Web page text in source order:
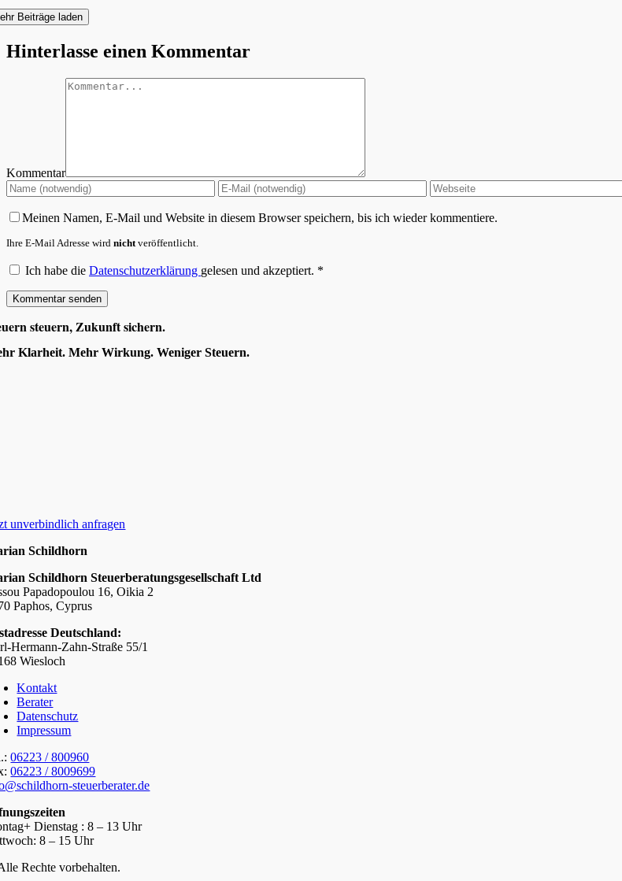
Beiträge laden
Hinterlasse einen Kommentar
Kommentar
Meinen Namen, E-Mail und Website in diesem Browser speichern, bis ich wieder kommentiere.
Ihre E-Mail Adresse wird nicht veröffentlicht.
Ich habe die Datenschutzerklärung gelesen und akzeptiert. *
steuern, Zukunft sichern.
Klarheit. Mehr Wirkung. Weniger Steuern.
unverbindlich anfragen
Schildhorn
Schildhorn Steuerberatungsgesellschaft Ltd
Papadopoulou 16, Oikia 2
Paphos, Cyprus
Deutschland:
Hermann-Zahn-Straße 55/1
Wiesloch
Kontakt
Berater
Datenschutz
Impressum
06223 / 800960
06223 / 8009699
steuerberater.de
Dienstag : 8 – 13 Uhr
8 – 15 Uhr
Rechte vorbehalten.